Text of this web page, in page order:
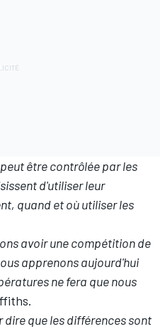
être contrôlée par les
d'utiliser leur
quand et où utiliser les
avoir une compétition de
apprenons aujourd'hui
ne fera que nous
que les différences sont